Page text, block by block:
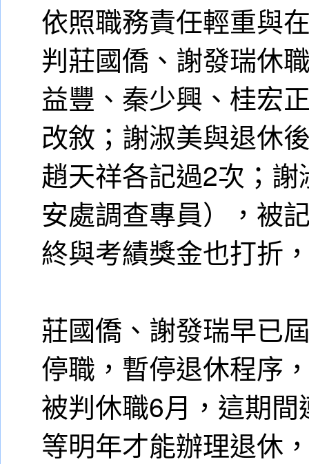
依照職務責任輕重與
判莊國僑、謝發瑞休
益豐、秦少興、桂宏
改敘；謝淑美與退休
趙天祥各記過2次；
安處調查專員），被
終與考績獎金也打折
莊國僑、謝發瑞早已
停職，暫停退休程序
被判休職6月，這期
等明年才能辦理退休